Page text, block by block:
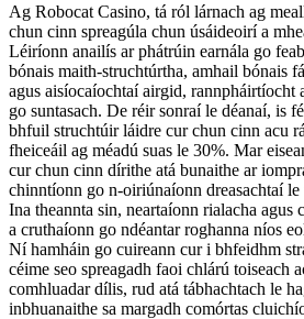
Ag Robocat Casino, tá ról lárnach ag
chun cinn spreagúla chun úsáideoirí a
Léiríonn anailís ar phátrúin earnála go
bónais maith-struchtúrtha, amhail bónais
agus aisíocaíochtaí airgid, rannpháirtíocht
go suntasach. De réir sonraí le déanaí, is
bhfuil struchtúir láidre cur chun cinn acu
fheiceáil ag méadú suas le 30%. Mar
cur chun cinn dírithe atá bunaithe ar
chinntíonn go n-oiriúnaíonn dreasachtaí le
Ina theannta sin, neartaíonn rialacha agus
a cruthaíonn go ndéantar roghanna níos
Ní hamháin go cuireann cur i bhfeidhm
céime seo spreagadh faoi chlárú toiseach
comhluadar dílis, rud atá tábhachtach le
inbhuanaithe sa margadh comórtas